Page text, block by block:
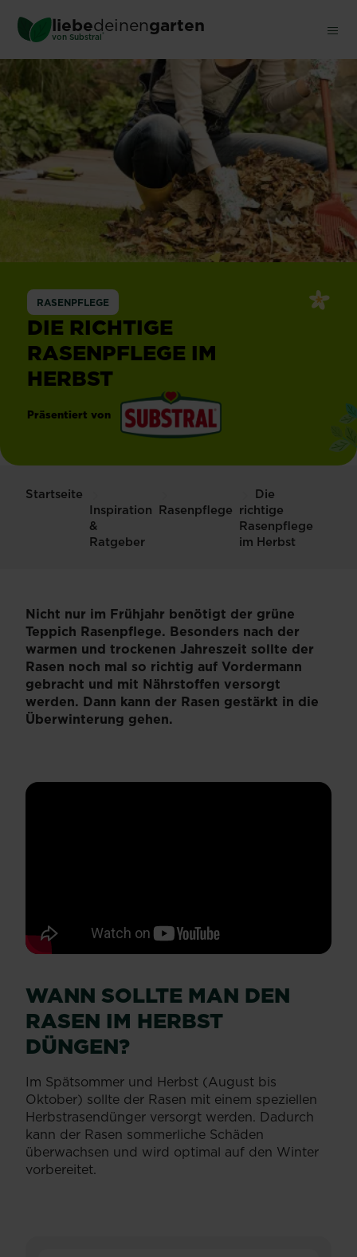
main
content
liebedeinengarten
von Substral ®
RASENPFLEGE
DIE RICHTIGE
RASENPFLEGE IM
HERBST
Präsentiert von
Startseite
Inspiration
&
Ratgeber
Rasenpflege
Die
richtige
Rasenpflege
im Herbst
Nicht nur im Frühjahr benötigt der grüne
Teppich Rasenpflege. Besonders nach der
warmen und trockenen Jahreszeit sollte der
Rasen noch mal so richtig auf Vordermann
gebracht und mit Nährstoffen versorgt
werden. Dann kann der Rasen gestärkt in die
Überwinterung gehen.
WANN SOLLTE MAN DEN
RASEN IM HERBST
DÜNGEN?
Im Spätsommer und Herbst (August bis
Oktober) sollte der Rasen mit einem speziellen
Herbstrasendünger versorgt werden. Dadurch
kann der Rasen sommerliche Schäden
überwachsen und wird optimal auf den Winter
vorbereitet.